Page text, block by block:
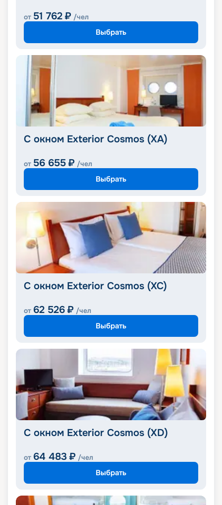
от 51 762 ₽ /чел
Выбрать
С окном Exterior Cosmos (XA)
от 56 655 ₽ /чел
Выбрать
С окном Exterior Cosmos (XC)
от 62 526 ₽ /чел
Выбрать
С окном Exterior Cosmos (XD)
от 64 483 ₽ /чел
Выбрать